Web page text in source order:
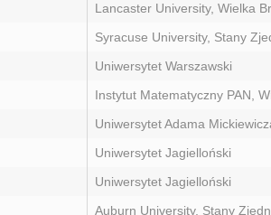
Lancaster University, Wielka
Syracuse University, Stany
Uniwersytet Warszawski
Instytut Matematyczny PAN,
Uniwersytet Adama
Uniwersytet Jagielloński
Uniwersytet Jagielloński
Auburn University, Stany